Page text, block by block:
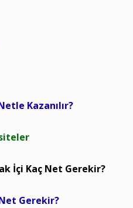
Kazanılır?
İçi Kaç Net Gerekir?
Gerekir?